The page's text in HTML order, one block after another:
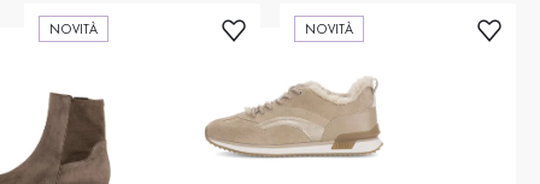
NOVITÀ NOVITÀ